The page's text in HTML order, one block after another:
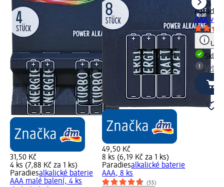
31,50 Kč
4 ks (7,88 Kč za 1 ks)
Paradiesalkalické baterie
AAA malé balení, 4 ks
49,50 Kč
8 ks (6,19 Kč za 1 ks)
Paradiesalkalické baterie
AAA, 8 ks
(55)
20 ks
Paradies
AAA